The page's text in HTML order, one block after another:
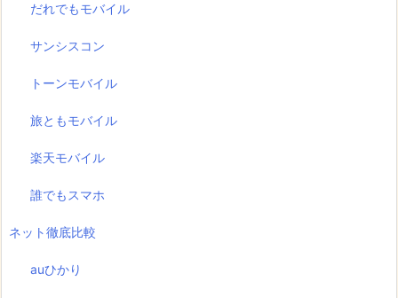
だれでもモバイル
サンシスコン
トーンモバイル
旅ともモバイル
楽天モバイル
誰でもスマホ
ネット徹底比較
auひかり